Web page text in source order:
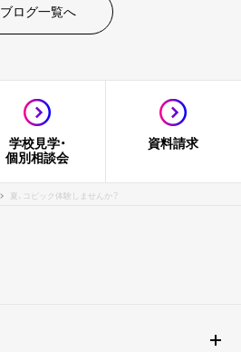
ブログ一覧へ
学校見学・
個別相談会
資料請求
夏、コピック体験しませんか？